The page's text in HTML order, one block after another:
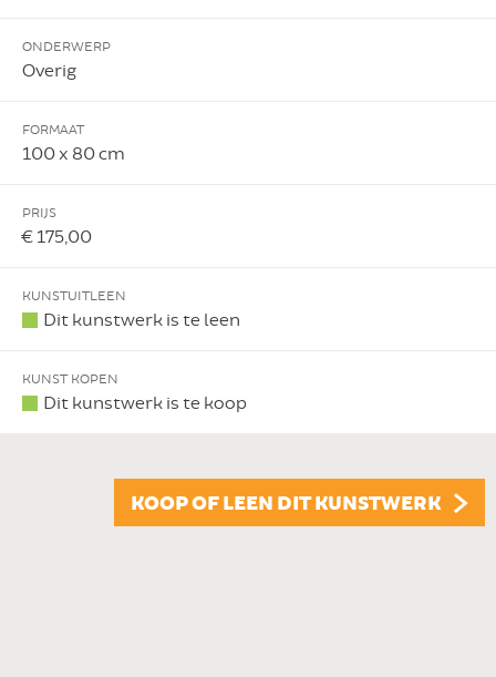
ONDERWERP
Overig
FORMAAT
100 x 80 cm
PRIJS
€ 175,00
KUNSTUITLEEN
Dit kunstwerk is te leen
KUNST KOPEN
Dit kunstwerk is te koop
KOOP OF LEEN DIT KUNSTWERK